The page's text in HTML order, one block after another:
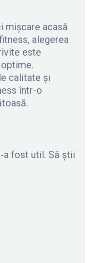
mișcare acasă
alegerea
este
calitate și
într-o
fost util. Să știi